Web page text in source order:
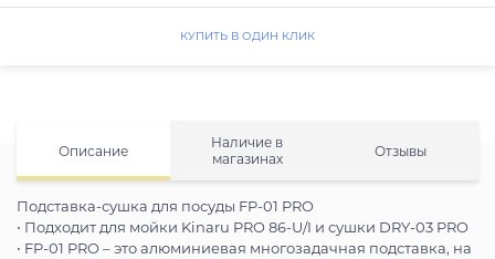
Описание
Наличие в
магазинах
Отзывы
Подставка-сушка для посуды FP-01 PRO
• Подходит для мойки Kinaru PRO 86-U/I и сушки DRY-03 PRO
• FP-01 PRO – это алюминиевая многозадачная подставка, на
КУПИТЬ В ОДИН КЛИК